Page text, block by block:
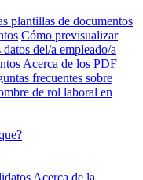
plantillas de documentos
Cómo previsualizar
del/a empleado/a
Acerca de los PDF
frecuentes sobre
de rol laboral en
Acerca de la